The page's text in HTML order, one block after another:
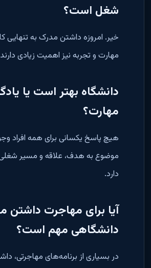
شغل است؟
خیر. امروزه داشتن مدرک به تنهایی
مهارت و تجربه نیز اهمیت زیادی دارند
دانشگاه بهتر است یا
مهارت؟
هیچ پاسخ یکسانی برای همه افراد
موضوع به هدف، علاقه و مسیر
دارد.
آیا برای مهاجرت داشتن
دانشگاهی مهم است؟
در بسیاری از برنامه‌های مهاجرتی،